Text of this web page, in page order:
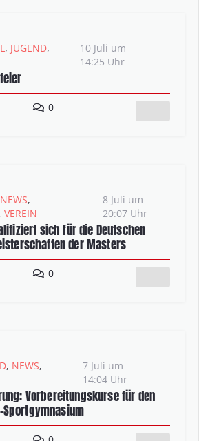
, JUGEND,
10 Juli um
14:25 Uhr
0
NEWS,
, VEREIN
8 Juli um
20:07 Uhr
sich für die Deutschen
der Masters
0
, NEWS,
7 Juli um
14:04 Uhr
Vorbereitungskurse für den
Sportgymnasium